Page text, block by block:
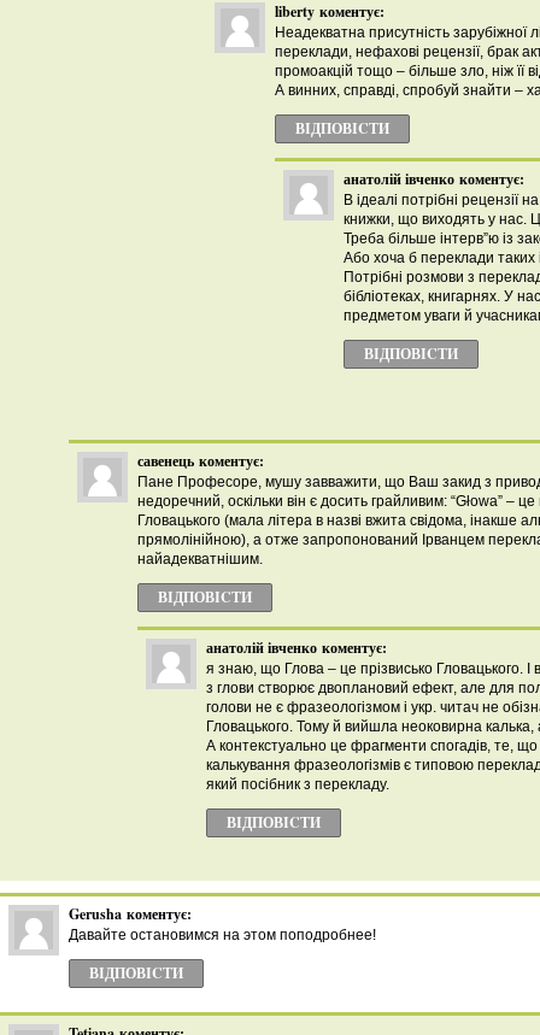
liberty коментує:
Неадекватна присутність зарубіжної
переклади, нефахові рецензії, брак
промоакцій тощо – більше зло, ніж її
А винних, справді, спробуй знайти –
ВІДПОВІCТИ
анатолій івченко коментує:
В ідеалі потрібні рецензії
книжки, що виходять у нас.
Треба більше інтерв”ю із
Або хоча б переклади таких
Потрібні розмови з
бібліотеках, книгарнях. У
предметом уваги й
ВІДПОВІCТИ
савенець коментує:
Пане Професоре, мушу завважити, що Ваш закид з
недоречний, оскільки він є досить грайливим: “Głowa” –
Гловацького (мала літера в назві вжита свідома, інакше
прямолінійною), а отже запропонований Ірванцем
найадекватнішим.
ВІДПОВІCТИ
анатолій івченко коментує:
я знаю, що Глова – це прізвисько Гловацького.
з глови створює двоплановий ефект, але для
голови не є фразеологізмом і укр. читач не
Гловацького. Тому й вийшла неоковирна
А контекстуально це фрагменти спогадів, те,
калькування фразеологізмів є типовою
який посібник з перекладу.
ВІДПОВІCТИ
Gerusha коментує:
Давайте остановимся на этом поподробнее!
ВІДПОВІCТИ